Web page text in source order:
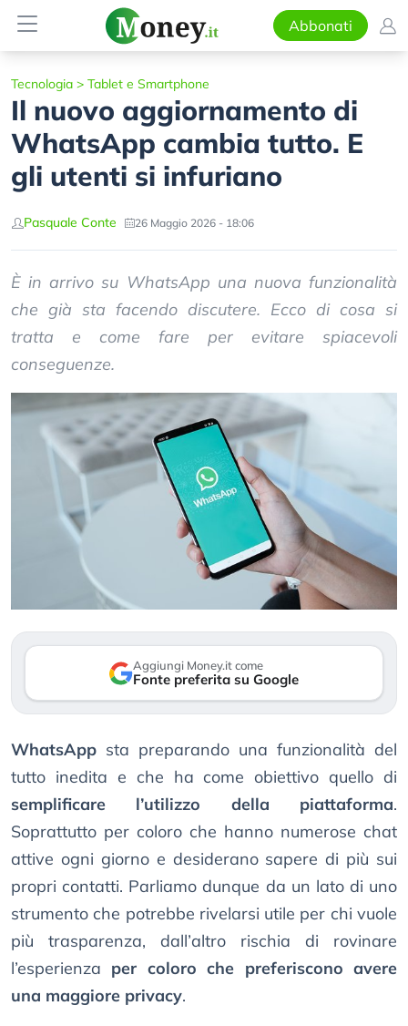
Abbonati
Tecnologia > Tablet e Smartphone
Il nuovo aggiornamento di
WhatsApp cambia tutto. E
gli utenti si infuriano
Pasquale Conte 26 Maggio 2026 - 18:06
È in arrivo su WhatsApp una nuova funzionalità
che già sta facendo discutere. Ecco di cosa si
tratta e come fare per evitare spiacevoli
conseguenze.
Aggiungi Money.it come
Fonte preferita su Google
WhatsApp sta preparando una funzionalità del
tutto inedita e che ha come obiettivo quello di
semplificare l’utilizzo della piattaforma.
Soprattutto per coloro che hanno numerose chat
attive ogni giorno e desiderano sapere di più sui
propri contatti. Parliamo dunque da un lato di uno
strumento che potrebbe rivelarsi utile per chi vuole
più trasparenza, dall’altro rischia di rovinare
l’esperienza per coloro che preferiscono avere
una maggiore privacy.